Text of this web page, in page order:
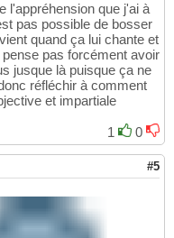
l'appréhension que j'ai à
pas possible de bosser
quand ça lui chante et
pas forcément avoir
jusque là puisque ça ne
réfléchir à comment
et impartiale
1
0
#5